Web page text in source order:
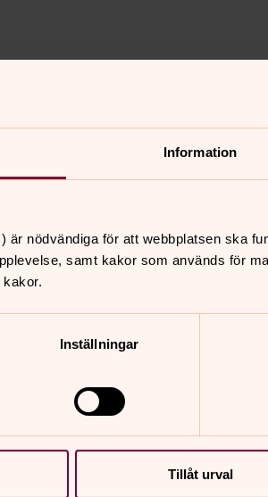
Information
är nödvändiga för att webbplatsen ska
samt kakor som används för
Inställningar
Tillåt urval
kyrka
kyrka,
18.30
-
kyrka, Lindesbergs
Vill